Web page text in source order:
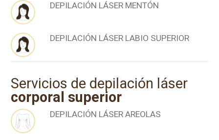
DEPILACIÓN LÁSER MENTÓN
DEPILACIÓN LÁSER LABIO SUPERIOR
Servicios de depilación láser
corporal superior
DEPILACIÓN LÁSER AREOLAS